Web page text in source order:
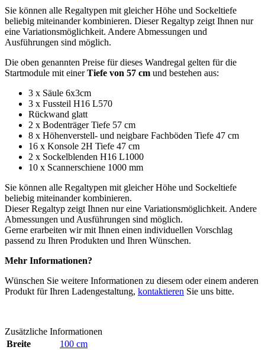
Sie können alle Regaltypen mit gleicher Höhe und Sockeltiefe
beliebig miteinander kombinieren. Dieser Regaltyp zeigt Ihnen nur
eine Variationsmöglichkeit. Andere Abmessungen und
Ausführungen sind möglich.
Die oben genannten Preise für dieses Wandregal gelten für die
Startmodule mit einerTiefe von 57 cm und bestehen aus:
3 x Säule 6x3cm
3 x Fussteil H16 L570
Rückwand glatt
2 x Bodenträger Tiefe 57 cm
8 x Höhenverstell- und neigbare Fachböden Tiefe 47 cm
16 x Konsole 2H Tiefe 47 cm
2 x Sockelblenden H16 L1000
10 x Scannerschiene 1000 mm
Sie können alle Regaltypen mit gleicher Höhe und Sockeltiefe
beliebig miteinander kombinieren.
Dieser Regaltyp zeigt Ihnen nur eine Variationsmöglichkeit. Andere
Abmessungen und Ausführungen sind möglich.
Gerne erarbeiten wir mit Ihnen einen individuellen Vorschlag
passend zu Ihren Produkten und Ihren Wünschen.
Mehr Informationen?
Wünschen Sie weitere Informationen zu diesem oder einem anderen
Produkt für Ihren Ladengestaltung, kontaktieren Sie uns bitte.
Zusätzliche Informationen
Breite
100 cm